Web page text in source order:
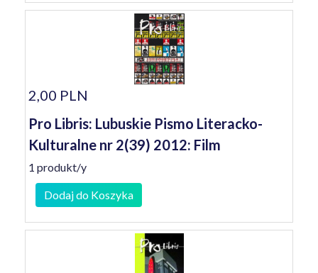
2,00 PLN
Pro Libris: Lubuskie Pismo Literacko-
Kulturalne nr 2(39) 2012: Film
1 produkt/y
Dodaj do Koszyka